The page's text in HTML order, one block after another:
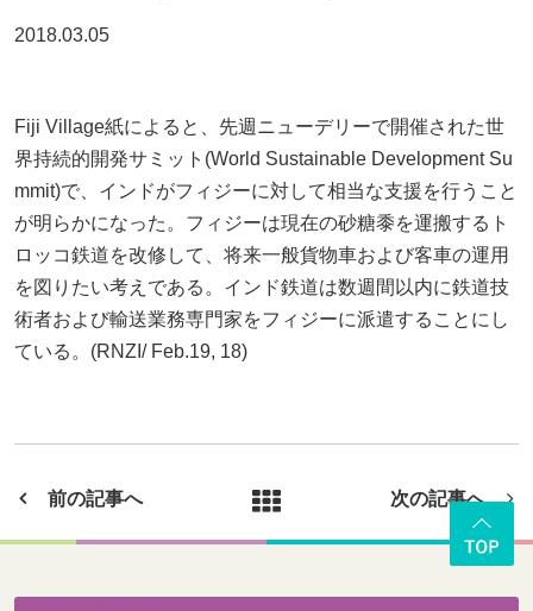
2018.03.05
Fiji Village紙によると、先週ニューデリーで開催された世
界持続的開発サミット(World Sustainable Development Su
mmit)で、インドがフィジーに対して相当な支援を行うこと
が明らかになった。フィジーは現在の砂糖黍を運搬するト
ロッコ鉄道を改修して、将来一般貨物車および客車の運用
を図りたい考えである。インド鉄道は数週間以内に鉄道技
術者および輸送業務専門家をフィジーに派遣することにし
ている。(RNZI/ Feb.19, 18)
前の記事へ 次の記事へ